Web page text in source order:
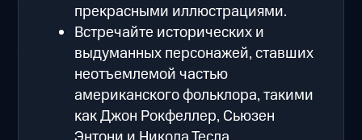
прекрасными иллюстрациями.
Встречайте исторических и
выдуманных персонажей, ставших
неотъемлемой частью
американского фольклора, такими
как Джон Рокфеллер, Сьюзен